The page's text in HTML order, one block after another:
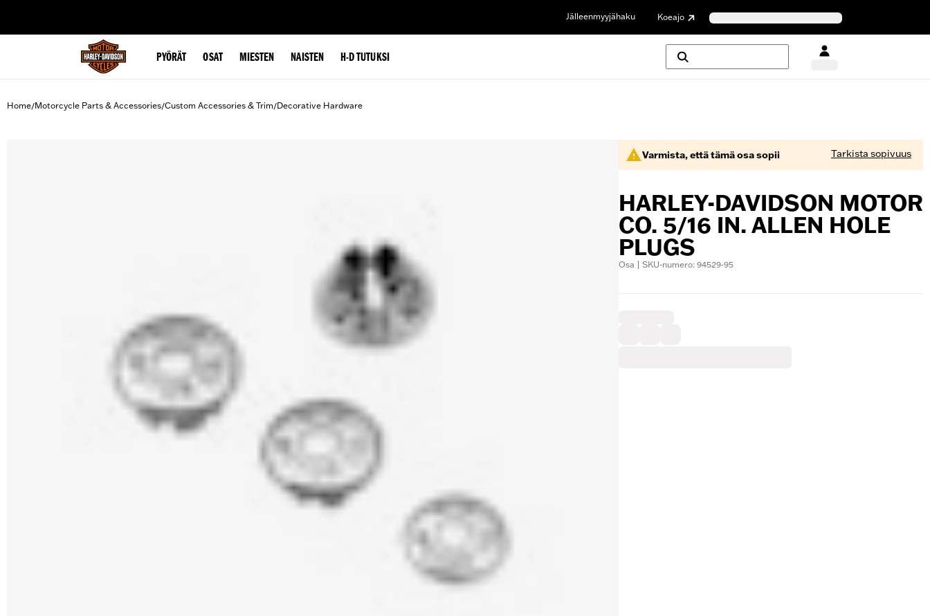
Jälleenmyyjähaku Koeajo
PYÖRÄT OSAT MIESTEN NAISTEN H-D TUTUKSI
Home/Motorcycle Parts & Accessories/Custom Accessories & Trim/Decorative Hardware
Varmista, että tämä osa sopii Tarkista sopivuus
HARLEY-DAVIDSON MOTOR
CO. 5/16 IN. ALLEN HOLE
PLUGS
Osa | SKU-numero: 94529-95